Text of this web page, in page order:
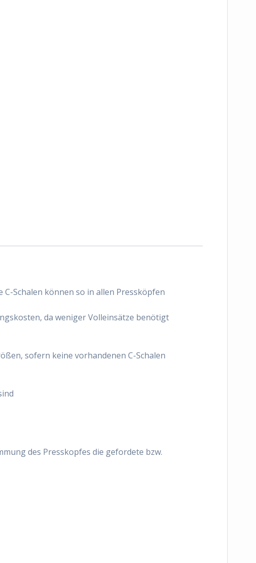
Schalen können so in allen Pressköpfen
da weniger Volleinsätze benötigt
sofern keine vorhandenen C-Schalen
des Presskopfes die gefordete bzw.